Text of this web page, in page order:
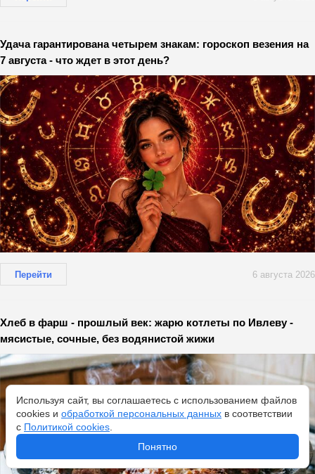
Удача гарантирована четырем знакам: гороскоп везения на
7 августа - что ждет в этот день?
Перейти 6 августа 2026
Хлеб в фарш - прошлый век: жарю котлеты по Ивлеву -
мясистые, сочные, без водянистой жижи
Используя сайт, вы соглашаетесь с использованием файлов
cookies и обработкой персональных данных в соответствии
с Политикой cookies
Понятно